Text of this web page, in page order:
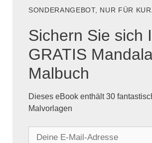
SONDERANGEBOT, NUR FÜR
Sichern Sie sich
GRATIS
Malbuch
Dieses eBook enthält 30
Malvorlagen